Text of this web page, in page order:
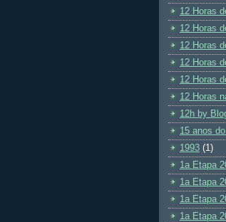
12 Horas
12 Horas
12 Horas
12 Horas
12 Horas
12 Horas
12h by
15 anos
1993 (1)
1a Etapa
1a Etapa
1a Etapa
1a Etapa